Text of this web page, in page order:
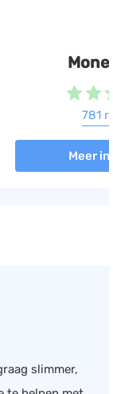
781
Meer
slimmer,